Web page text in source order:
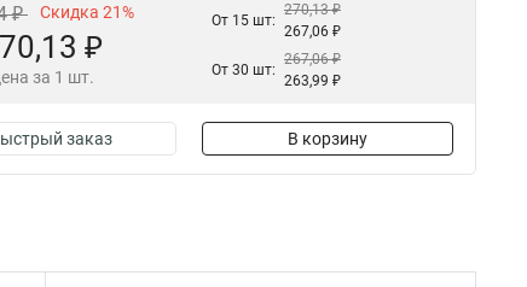
₽ Скидка 21%
₽
за 1 шт.
От 15 шт:
270,13 ₽
267,06 ₽
От 30 шт:
267,06 ₽
263,99 ₽
заказ В корзину